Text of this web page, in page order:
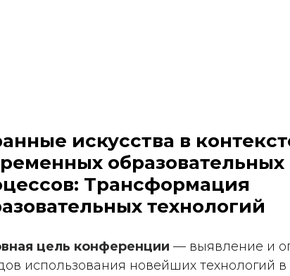
искусства в
образовательных
Трансформация
технологий
цель конференции — выявление и
использования новейших технологий в